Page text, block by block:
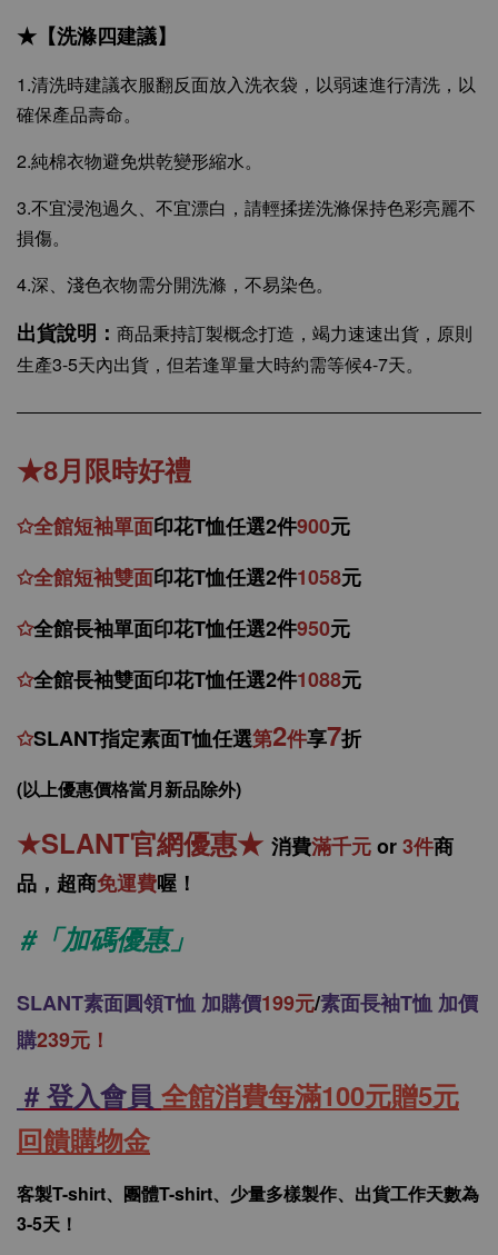
★【洗滌四建議】
1.清洗時建議衣服翻反面放入洗衣袋，以弱速進行清洗，以
確保產品壽命。
2.純棉衣物避免烘乾變形縮水。
3.不宜浸泡過久、不宜漂白，請輕揉搓洗滌保持色彩亮麗不
損傷。
4.深、淺色衣物需分開洗滌，不易染色。
出貨說明： 商品秉持訂製概念打造，竭力速速出貨，原則
生產3-5天內出貨，但若逢單量大時約需等候4-7天。
★8月限時好禮
✩全館短袖單面印花T恤任選2件900元
✩全館短袖雙面印花T恤任選2件1058元
✩全館長袖單面印花T恤任選2件950元
✩全館長袖雙面印花T恤任選2件1088元
✩SLANT指定素面T恤任選第2件享7折
(以上優惠價格當月新品除外)
★SLANT官網優惠★ 消費滿千元or3件商
品， 超商免運費喔！
#「加碼優惠」
SLANT素面圓領T恤 加購價199元/素面長袖T恤 加價
購239元！
# 登入會員 全館消費每滿100元贈5元
回饋購物金
客製T-shirt、團體T-shirt、少量多樣製作、出貨工作天數為
3-5天！